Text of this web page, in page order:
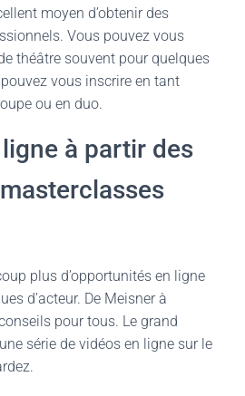
moyen d’obtenir des
Vous pouvez vous
théâtre souvent pour quelques
vous inscrire en tant
ou en duo.
à partir des
plus d’opportunités en ligne
d’acteur. De Meisner à
pour tous. Le grand
série de vidéos en ligne sur le